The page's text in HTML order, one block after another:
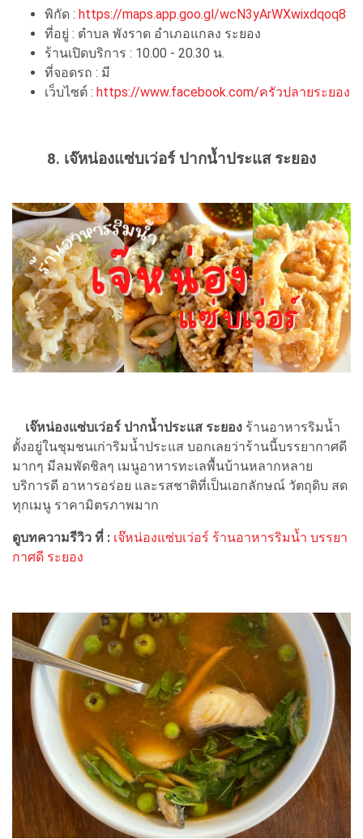
พิกัด : https://maps.app.goo.gl/wcN3yArWXwixdqoq8
ที่อยู่ : ตำบล พังราด อำเภอแกลง ระยอง
ร้านเปิดบริการ : 10.00 - 20.30 น.
ที่จอดรถ : มี
เว็บไซต์ : https://www.facebook.com/ครัวปลายระยอง
8. เจ๊หน่องแซ่บเว่อร์ ปากน้ำประแส ระยอง
เจ๊หน่องแซ่บเว่อร์ ปากน้ำประแส ระยอง ร้านอาหารริมน้ำ
ตั้งอยู่ในชุมชนเก่าริมน้ำประแส บอกเลยว่าร้านนี้บรรยากาศดี
มากๆ มีลมพัดชิลๆ เมนูอาหารทะเลพื้นบ้านหลากหลาย
บริการดี อาหารอร่อย และรสชาติที่เป็นเอกลักษณ์ วัตถุดิบ สด
ทุกเมนู ราคามิตรภาพมาก
ดูบทความรีวิว ที่ : เจ๊หน่องแซ่บเว่อร์ ร้านอาหารริมน้ำ บรรยา
กาศดี ระยอง